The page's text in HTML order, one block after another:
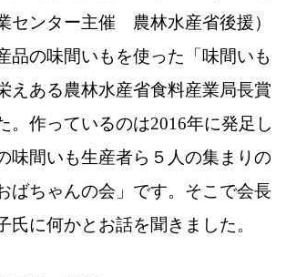
センター主催 農林水産省後援）
品の味間いもを使った「味間いも
えある農林水産省食料産業局長賞
。作っているのは2016年に発足し
味間いも生産者ら５人の集まりの
ばちゃんの会」です。そこで会長
氏に何かとお話を聞きました。